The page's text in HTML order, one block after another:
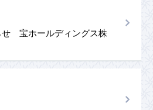
せ 宝ホールディングス株